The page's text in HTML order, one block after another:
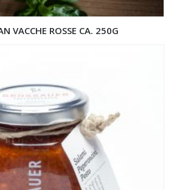
VACCHE ROSSE CA. 250G